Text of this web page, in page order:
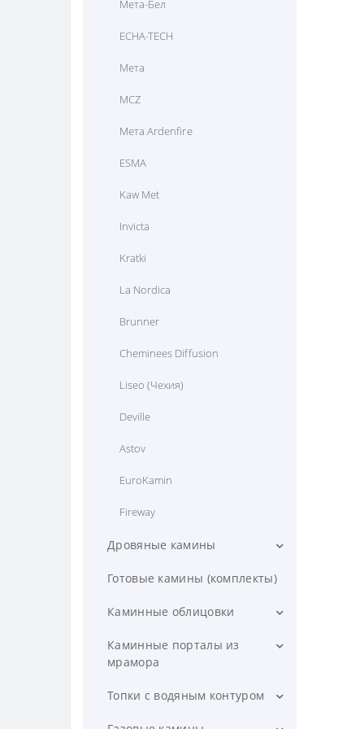
Мета-Бел
ECHA-TECH
Мета
MCZ
Мета Ardenfire
ESMA
Kaw Met
Invicta
Kratki
La Nordica
Brunner
Cheminees Diffusion
Liseo (Чехия)
Deville
Astov
EuroKamin
Fireway
Дровяные камины
КДМ
Hein
Экокамин
Romotop
Kratki
Готовые камины (комплекты)
Каминные облицовки
Diffusion
Каминные порталы из
мрамора
Мета
Топки с водяным контуром